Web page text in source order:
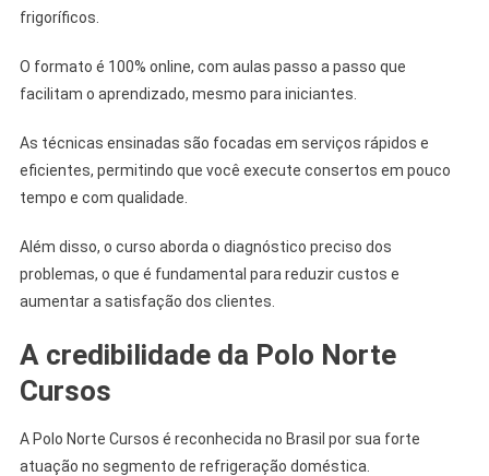
frigoríficos.
O formato é 100% online, com aulas passo a passo que
facilitam o aprendizado, mesmo para iniciantes.
As técnicas ensinadas são focadas em serviços rápidos e
eficientes, permitindo que você execute consertos em pouco
tempo e com qualidade.
Além disso, o curso aborda o diagnóstico preciso dos
problemas, o que é fundamental para reduzir custos e
aumentar a satisfação dos clientes.
A credibilidade da Polo Norte
Cursos
A Polo Norte Cursos é reconhecida no Brasil por sua forte
atuação no segmento de refrigeração doméstica.